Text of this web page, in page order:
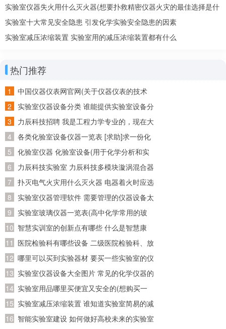
实验室仪器失火用什么灭火器(想要扑救精密仪器火灾的最佳选择是什
么灭火剂)
实验室十大常见安全隐患 引发化学实验安全隐患的因素
实验室减压浓缩装置 实验室用的减压浓缩装置都有什么
热门推荐
中国仪器仪表网官网(关于仪器仪表的技术
资料在哪个网站比较好找~)
实验室仪器设备分类 谁能提供实验室设备分
类目录呢~
力辰科技招聘 我是工程力学专业的，现在大
四了，准备回广东工作，请问广东省有哪些
公司招聘工程力学专业的
各类化验室设备仪器一览表 [求助]求一份化
验室化验仪器和试剂的清单
化验室仪器 化验室设备(用于化学分析和实
验的必备装备)
力辰科技实验室 力辰科技多模块漩涡混合器
怎么安装？怎么操作？
扑灭电气火灾用什么灭火器 电器着火时应选
用什么灭火器灭火
实验室仪器管理软件 需要管理的仪器设备太
多了，求推荐好用的实验室管理软件
实验室玻璃仪器一览表(高中化学常用的玻
璃仪器有哪些)
智慧实训室的创新点有哪些 什么是智慧康
养？智慧康养应该怎么做？
医院检验科有哪些设备 二级医院检验科、放
射科、病理科有哪些医疗设备!详细点!
哪里可以买到实验器材 要买一些实验室的仪
器的试剂，请问一下到哪儿买
实验室仪器设备大全图片 常见的化学仪器的
名称及图片？
实验室用品哪里买便宜又安全的(想购买一
套初三所有的化学实验器材，大概要多少
钱？分开买便宜还是？哪里有卖？那里的便
实验室减压浓缩装置 谁知道实验室简易的减
压蒸馏装置，我是想自己制作一个简单的减
智能实验室建设 如何做好高校未来的实验室